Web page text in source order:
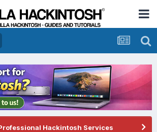
Hackintosh Services